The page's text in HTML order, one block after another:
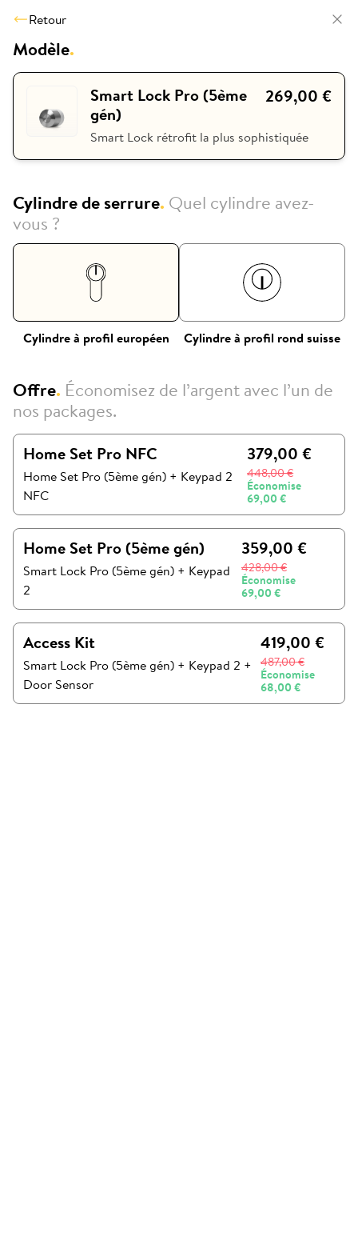
Retour
Modèle.
Smart Lock Pro (5ème
gén)
269,00 €
Smart Lock rétrofit la plus sophistiquée
Cylindre de serrure. Quel cylindre avez-
vous ?
Cylindre à profil européen Cylindre à profil rond suisse
Offre. Économisez de l’argent avec l’un de
nos packages.
Home Set Pro NFC
Home Set Pro (5ème gén) + Keypad 2
NFC
379,00 €
448,00 €
Économise
69,00 €
Home Set Pro (5ème gén)
Smart Lock Pro (5ème gén) + Keypad
2
359,00 €
428,00 €
Économise
69,00 €
Access Kit
Smart Lock Pro (5ème gén) + Keypad 2 +
Door Sensor
419,00 €
487,00 €
Économise
68,00 €